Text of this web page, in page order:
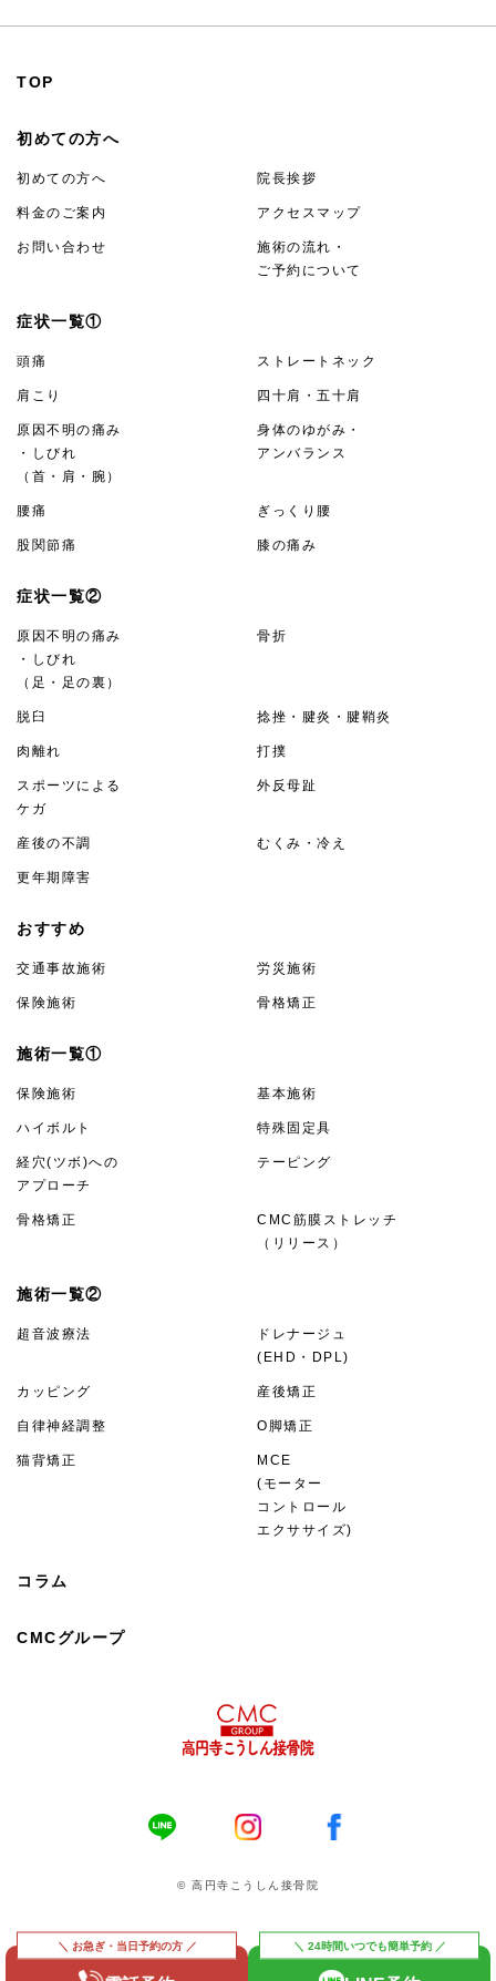
TOP
初めての方へ
初めての方へ 院長挨拶
料金のご案内 アクセスマップ
お問い合わせ
施術の流れ・
ご予約について
症状一覧①
頭痛 ストレートネック
肩こり 四十肩・五十肩
原因不明の痛み
・しびれ
（首・肩・腕）
身体のゆがみ・
アンバランス
腰痛 ぎっくり腰
股関節痛 膝の痛み
症状一覧②
原因不明の痛み
・しびれ
（足・足の裏）
骨折
脱臼 捻挫・腱炎・腱鞘炎
肉離れ 打撲
スポーツによる
ケガ
外反母趾
産後の不調 むくみ・冷え
更年期障害
おすすめ
交通事故施術 労災施術
保険施術 骨格矯正
施術一覧①
保険施術 基本施術
ハイボルト 特殊固定具
経穴(ツボ)への
アプローチ
テーピング
骨格矯正
CMC筋膜ストレッチ
（リリース）
施術一覧②
超音波療法
ドレナージュ
(EHD・DPL)
カッピング 産後矯正
自律神経調整 O脚矯正
猫背矯正
MCE
(モーター
コントロール
エクササイズ)
コラム
CMCグループ
© 高円寺こうしん接骨院